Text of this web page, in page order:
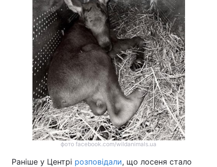
фото facebook.com/wildanimals.ua
Раніше у Центрі розповідали, що лосеня стало